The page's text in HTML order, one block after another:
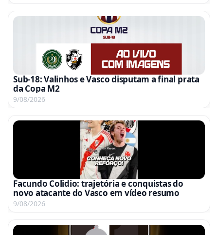
Sub-18: Valinhos e Vasco disputam a final prata
da Copa M2
9/08/2026
Facundo Colidio: trajetória e conquistas do
novo atacante do Vasco em vídeo resumo
9/08/2026